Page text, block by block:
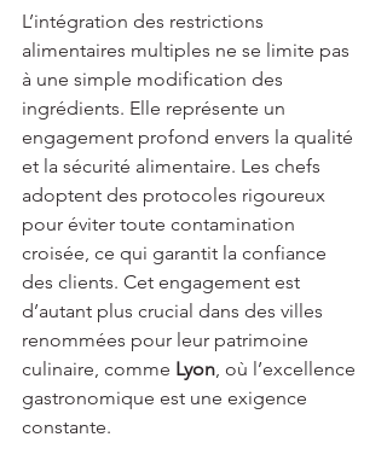
L’intégration des restrictions
alimentaires multiples ne se limite pas
à une simple modification des
ingrédients. Elle représente un
engagement profond envers la qualité
et la sécurité alimentaire. Les chefs
adoptent des protocoles rigoureux
pour éviter toute contamination
croisée, ce qui garantit la confiance
des clients. Cet engagement est
d’autant plus crucial dans des villes
renommées pour leur patrimoine
culinaire, comme Lyon, où l’excellence
gastronomique est une exigence
constante.